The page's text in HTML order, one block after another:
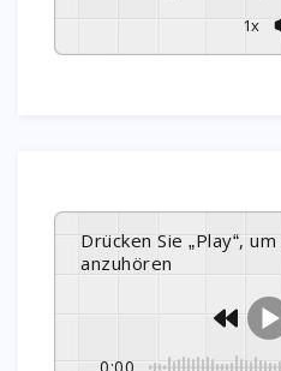
1x
Drücken Sie „Play“, um diesen Inhalt
anzuhören